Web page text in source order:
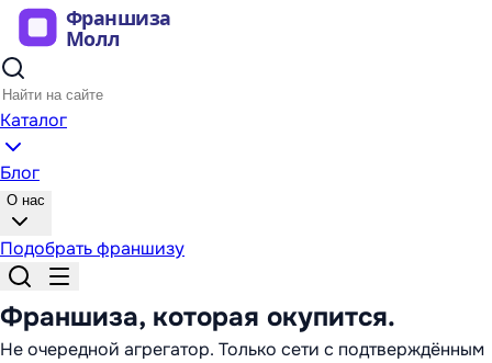
Каталог
Блог
О нас
Подобрать франшизу
Франшиза, которая окупится.
Не очередной агрегатор. Только сети с подтверждённым